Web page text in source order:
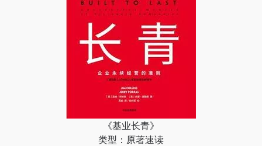
《基业长青》
类型：原著速读